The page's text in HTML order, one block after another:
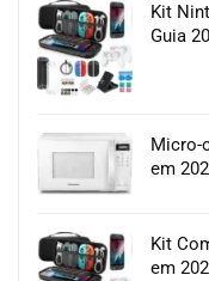
Kit
Guia
Micro-
em
Kit
em